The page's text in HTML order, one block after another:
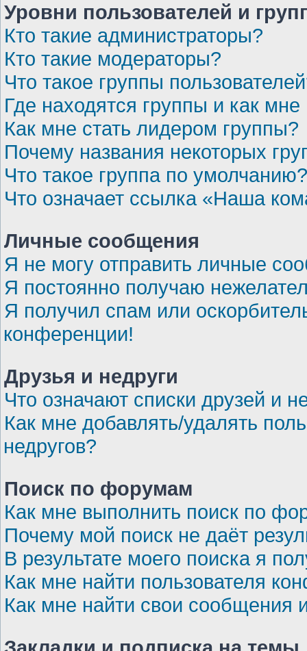
Уровни пользователей и
Кто такие администраторы?
Кто такие модераторы?
Что такое группы
Где находятся группы и как мне
Как мне стать лидером группы?
Почему названия некоторых
Что такое группа по умолчанию?
Что означает ссылка «Наша
Личные сообщения
Я не могу отправить личные
Я постоянно получаю
Я получил спам или
конференции!
Друзья и недруги
Что означают списки друзей и
Как мне добавлять/удалять
недругов?
Поиск по форумам
Как мне выполнить поиск по
Почему мой поиск не даёт
В результате моего поиска я
Как мне найти пользователя
Как мне найти свои сообщения